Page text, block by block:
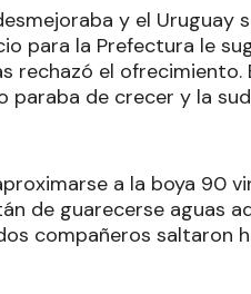
y el Uruguay
para la Prefectura le
rechazó el ofrecimiento.
paraba de crecer y la
a la boya 90
de guarecerse aguas
compañeros saltaron